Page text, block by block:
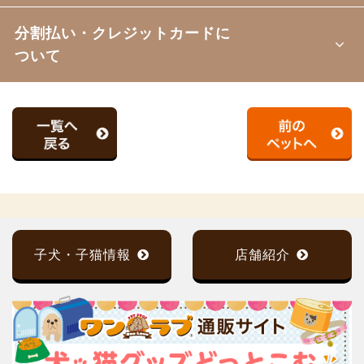
分割払い・クレジットカードに
ついて
子犬・子猫情報 店舗紹介